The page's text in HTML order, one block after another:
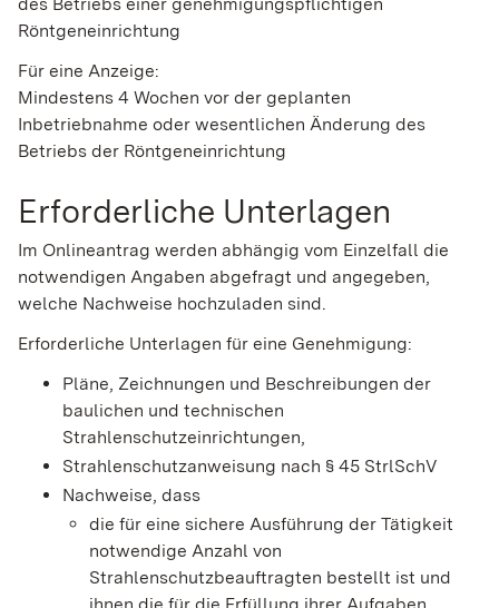
Röntgeneinrichtung
Für eine Anzeige:
Mindestens 4 Wochen vor der geplanten
Inbetriebnahme oder wesentlichen Änderung des
Betriebs der Röntgeneinrichtung
Erforderliche Unterlagen
Im Onlineantrag werden abhängig vom Einzelfall die
notwendigen Angaben abgefragt und angegeben,
welche Nachweise hochzuladen sind.
Erforderliche Unterlagen für eine Genehmigung:
Pläne, Zeichnungen und Beschreibungen der
baulichen und technischen
Strahlenschutzeinrichtungen,
Strahlenschutzanweisung nach § 45 StrlSchV
Nachweise, dass
die für eine sichere Ausführung der Tätigkeit
notwendige Anzahl von
Strahlenschutzbeauftragten bestellt ist und